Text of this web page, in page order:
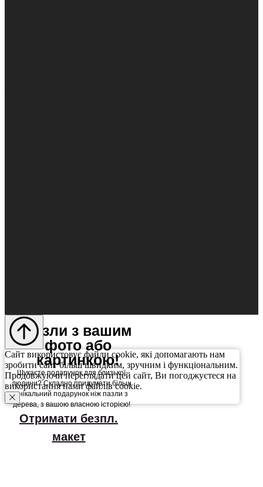
Пазли з вашим
фото або
картинкою!
Шукаєте подарунок для близької
людини? Складно придумати більш
унікальний подарунок ніж пазли з
дерева, з вашою власною історією!
Отримати безпл.
макет
Сайт використовує файли cookie, які допомагають нам
зробити сайт більш швидким, зручним і функціональним.
Продовжуючи переглядати цей сайт, Ви погоджуєтеся на
використання нами файлів cookie.